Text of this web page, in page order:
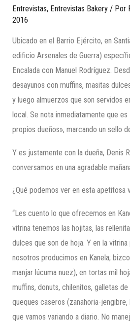
Entrevistas, Entrevistas Bakery / Por
2016
Ubicado en el Barrio Ejército, en
edificio Arsenales de Guerra)
Encalada con Manuel Rodríguez.
desayunos con muffins, masitas
y luego almuerzos que son servidos
local. Se nota inmediatamente que
propios dueños», marcando un sello
Y es justamente con la dueña, Denis
conversamos en una agradable
¿Qué podemos ver en esta apetitosa
“Les cuento lo que ofrecemos en
vitrina tenemos las hojitas, las
dulces que son de hoja. Y en la
nosotros producimos en Kanela;
manjar lúcuma nuez), en tortas mil
muffins, donuts, chilenitos, galletas
queques caseros (zanahoria-
que vamos variando a diario. No